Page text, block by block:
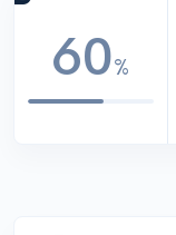
60%